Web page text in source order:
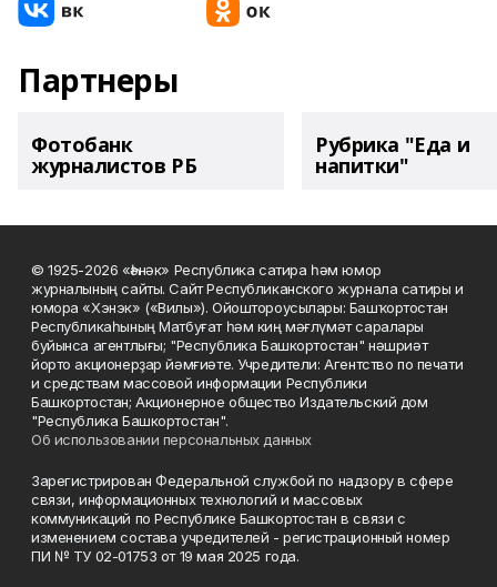
Партнеры
Фотобанк
журналистов РБ
Рубрика "Еда и
напитки"
© 1925-2026 «Һәнәк» Республика сатира һәм юмор
журналының сайты. Сайт Республиканского журнала сатиры и
юмора «Хэнэк» («Вилы»). Ойоштороусылары: Башҡортостан
Республикаһының Матбуғат һәм киң мәғлүмәт саралары
буйынса агентлығы; "Республика Башкортостан" нәшриәт
йорто акционерҙар йәмғиәте. Учредители: Агентство по печати
и средствам массовой информации Республики
Башкортостан; Акционерное общество Издательский дом
"Республика Башкортостан".
Об использовании персональных данных
Зарегистрирован Федеральной службой по надзору в сфере
связи, информационных технологий и массовых
коммуникаций по Республике Башкортостан в связи с
изменением состава учредителей - регистрационный номер
ПИ № ТУ 02-01753 от 19 мая 2025 года.